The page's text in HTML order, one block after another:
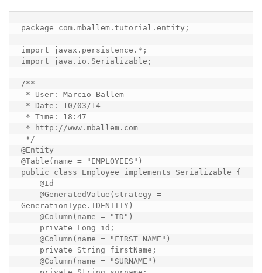
package com.mballem.tutorial.entity;
import javax.persistence.*;
import java.io.Serializable;
/**
@Entity
@Table(name = "EMPLOYEES")
public class Employee implements Serializable {
GenerationType.IDENTITY)